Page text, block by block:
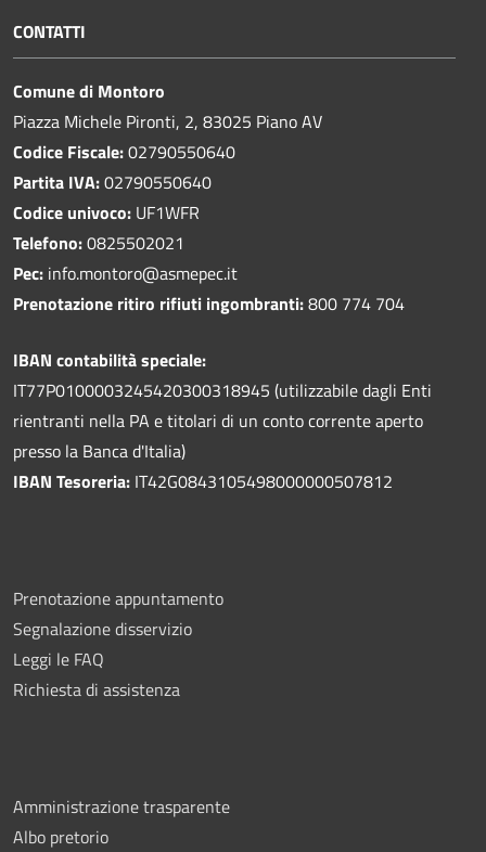
CONTATTI
Comune di Montoro
Piazza Michele Pironti, 2, 83025 Piano AV
Codice Fiscale:02790550640
Partita IVA:02790550640
Codice univoco: UF1WFR
Telefono:0825502021
Pec: info.montoro@asmepec.it
Prenotazione ritiro rifiuti ingombranti:800 774 704
IBAN contabilità speciale:
IT77P0100003245420300318945 (utilizzabile dagli Enti
rientranti nella PA e titolari di un conto corrente aperto
presso la Banca d'Italia)
IBAN Tesoreria: IT42G0843105498000000507812
Prenotazione appuntamento
Segnalazione disservizio
Leggi le FAQ
Richiesta di assistenza
Amministrazione trasparente
Albo pretorio